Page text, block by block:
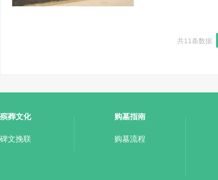
共11条数据
殡葬文化
碑文挽联
购墓指南
购墓流程